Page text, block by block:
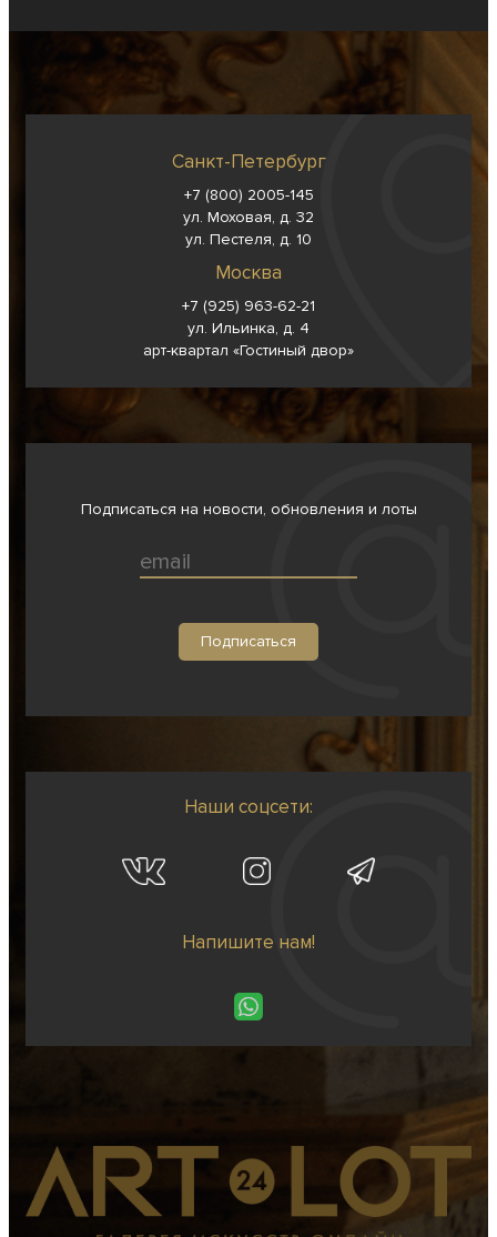
Санкт-Петербург
+7 (800) 2005-145
ул. Моховая, д. 32
ул. Пестеля, д. 10
Москва
+7 (925) 963-62-21
ул. Ильинка, д. 4
арт-квартал «Гостиный двор»
Подписаться на новости, обновления и лоты
Наши соцсети:
Напишите нам!